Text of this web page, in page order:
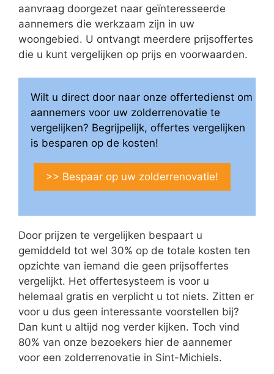
aanvraag doorgezet naar geïnteresseerde
aannemers die werkzaam zijn in uw
woongebied. U ontvangt meerdere prijsoffertes
die u kunt vergelijken op prijs en voorwaarden.
Wilt u direct door naar onze offertedienst om
aannemers voor uw zolderrenovatie te
vergelijken? Begrijpelijk, offertes vergelijken
is besparen op de kosten!
>> Bespaar op uw zolderrenovatie!
Door prijzen te vergelijken bespaart u
gemiddeld tot wel 30% op de totale kosten ten
opzichte van iemand die geen prijsoffertes
vergelijkt. Het offertesysteem is voor u
helemaal gratis en verplicht u tot niets. Zitten er
voor u dus geen interessante voorstellen bij?
Dan kunt u altijd nog verder kijken. Toch vind
80% van onze bezoekers hier de aannemer
voor een zolderrenovatie in Sint-Michiels.